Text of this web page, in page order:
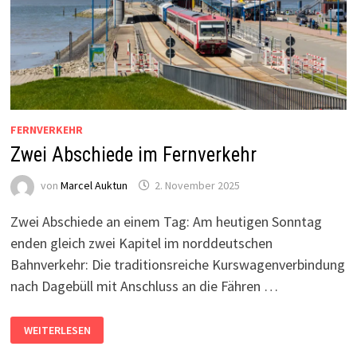
FERNVERKEHR
Zwei Abschiede im Fernverkehr
von Marcel Auktun 2. November 2025
Zwei Abschiede an einem Tag: Am heutigen Sonntag
enden gleich zwei Kapitel im norddeutschen
Bahnverkehr: Die traditionsreiche Kurswagenverbindung
nach Dagebüll mit Anschluss an die Fähren …
ABSCHIEDE
IM
WEITERLESEN